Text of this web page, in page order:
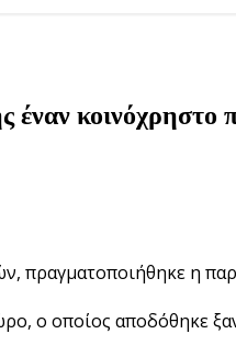
έναν κοινόχρηστο
πραγματοποιήθηκε η
ο οποίος αποδόθηκε